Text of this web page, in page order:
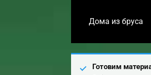
Дома из бруса
Готовим